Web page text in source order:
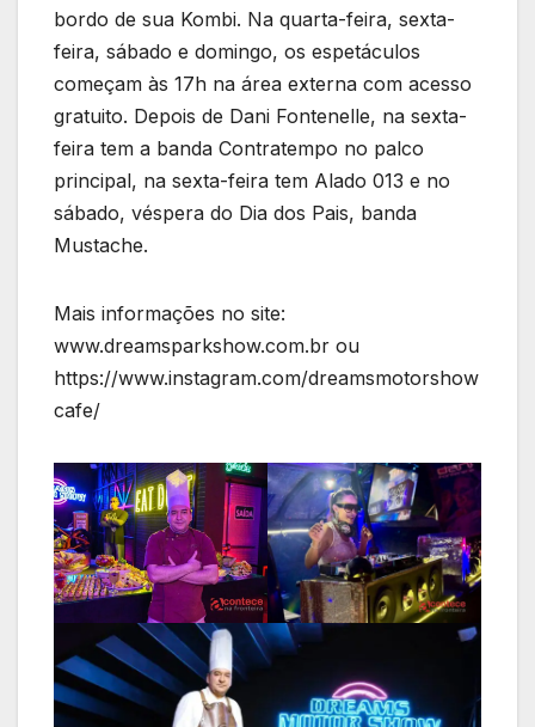
bordo de sua Kombi. Na quarta-feira, sexta-
feira, sábado e domingo, os espetáculos
começam às 17h na área externa com acesso
gratuito. Depois de Dani Fontenelle, na sexta-
feira tem a banda Contratempo no palco
principal, na sexta-feira tem Alado 013 e no
sábado, véspera do Dia dos Pais, banda
Mustache.
Mais informações no site:
www.dreamsparkshow.com.br ou
https://www.instagram.com/dreamsmotorshow
cafe/